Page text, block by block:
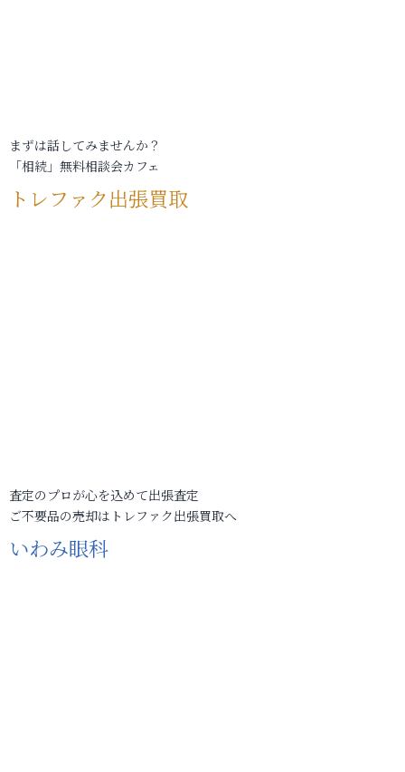
まずは話してみませんか？
「相続」無料相談会カフェ
トレファク出張買取
査定のプロが心を込めて出張査定
ご不要品の売却はトレファク出張買取へ
いわみ眼科